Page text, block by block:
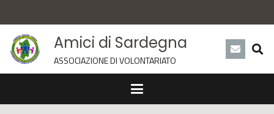
Amici di Sardegna
ASSOCIAZIONE DI VOLONTARIATO